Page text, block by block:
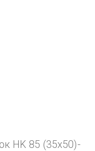
HK 85 (35х50)-